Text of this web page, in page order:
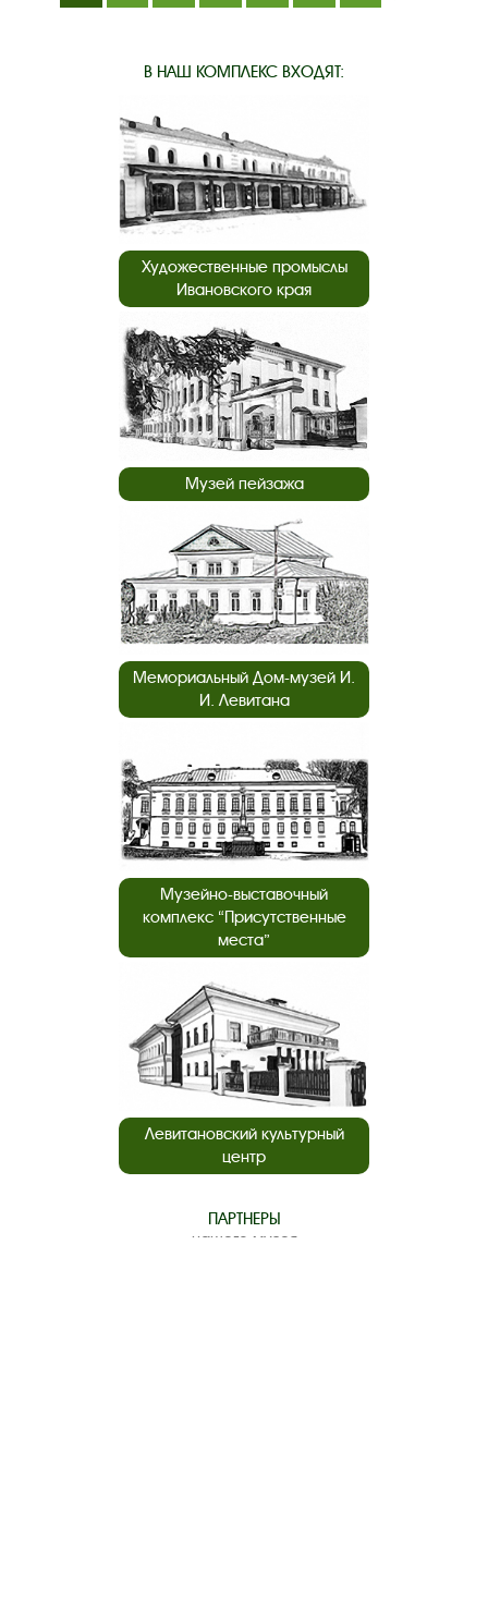
В НАШ КОМПЛЕКС ВХОДЯТ:
Художественные промыслы
Ивановского края
Музей пейзажа
Мемориальный Дом-музей И.
И. Левитана
Музейно-выставочный
комплекс “Присутственные
места”
Левитановский культурный
центр
ПАРТНЕРЫ
нашего музея